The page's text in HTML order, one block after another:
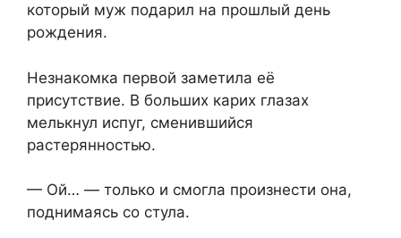
который муж подарил на прошлый день
рождения.
Незнакомка первой заметила её
присутствие. В больших карих глазах
мелькнул испуг, сменившийся
растерянностью.
— Ой… — только и смогла произнести она,
поднимаясь со стула.